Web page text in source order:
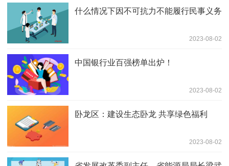
什么情况下因不可抗力不能履行民事义务
2023-08-02
中国银行业百强榜单出炉！
2023-08-02
卧龙区：建设生态卧龙 共享绿色福利
2023-08-02